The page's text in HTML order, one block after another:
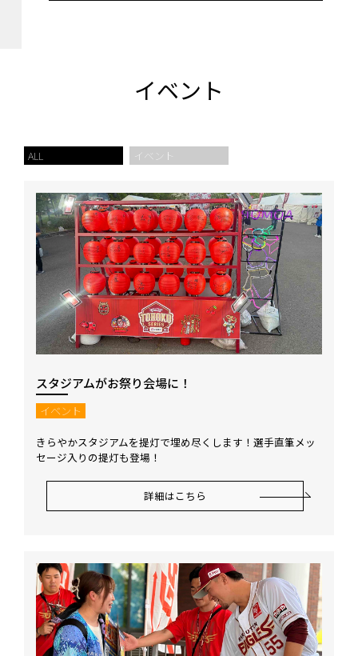
イベント
ALL イベント
スタジアムがお祭り会場に！
イベント
きらやかスタジアムを提灯で埋め尽くします！選手直筆メッ
セージ入りの提灯も登場！
詳細はこちら